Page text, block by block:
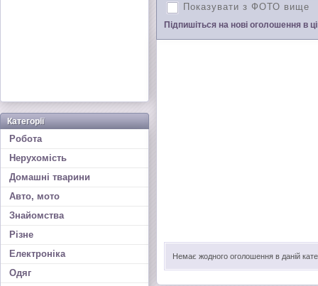
Категорії
Робота
Нерухомість
Домашні тварини
Авто, мото
Знайомства
Різне
Електроніка
Одяг
Показувати з ФОТО вище
Підпишіться на нові оголошення в
Немає жодного оголошення в даній